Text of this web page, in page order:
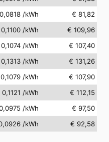
/kWh
€ 81,82
/kWh
€ 109,96
/kWh
€ 107,40
/kWh
€ 131,26
/kWh
€ 107,90
/kWh
€ 112,15
/kWh
€ 97,50
/kWh € 92,58